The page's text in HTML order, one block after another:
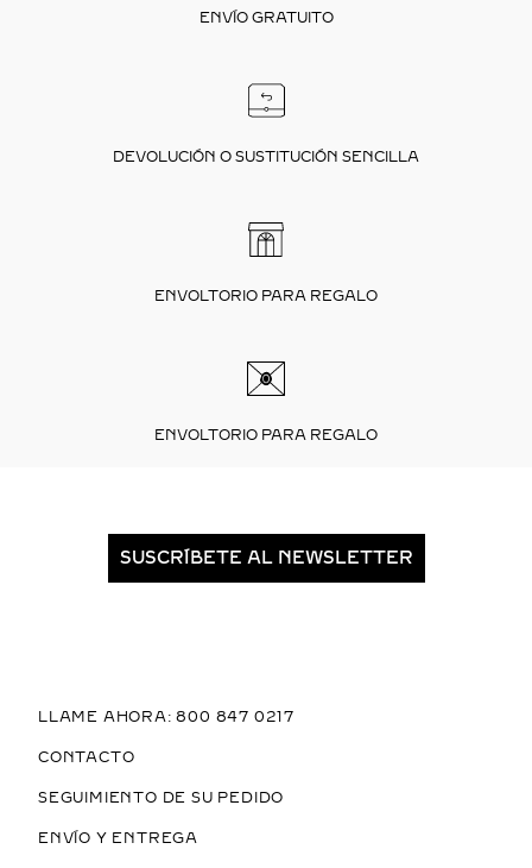
ENVÍO GRATUITO
DEVOLUCIÓN O SUSTITUCIÓN SENCILLA
ENVOLTORIO PARA REGALO
ENVOLTORIO PARA REGALO
SUSCRÍBETE AL NEWSLETTER
LLAME AHORA: 800 847 0217
CONTACTO
SEGUIMIENTO DE SU PEDIDO
ENVÍO Y ENTREGA